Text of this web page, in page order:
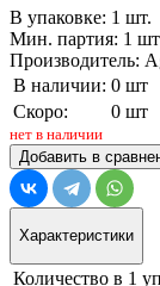
В упаковке: 1 шт.
Мин. партия: 1 шт
Производитель:
В наличии: 0 шт
Скоро:
0 шт
нет в наличии
Добавить в
Характеристики
Количество в 1